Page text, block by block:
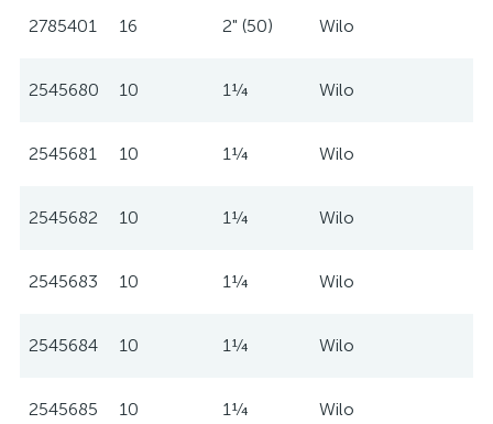
2785401 16 2" (50) Wilo
2545680 10 1¼ Wilo
2545681 10 1¼ Wilo
2545682 10 1¼ Wilo
2545683 10 1¼ Wilo
2545684 10 1¼ Wilo
2545685 10 1¼ Wilo